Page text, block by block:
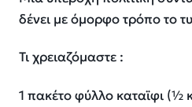
δένει με όμορφο τρόπο το
Τι χρειαζόμαστε :
1 πακέτο φύλλο καταϊφι (½